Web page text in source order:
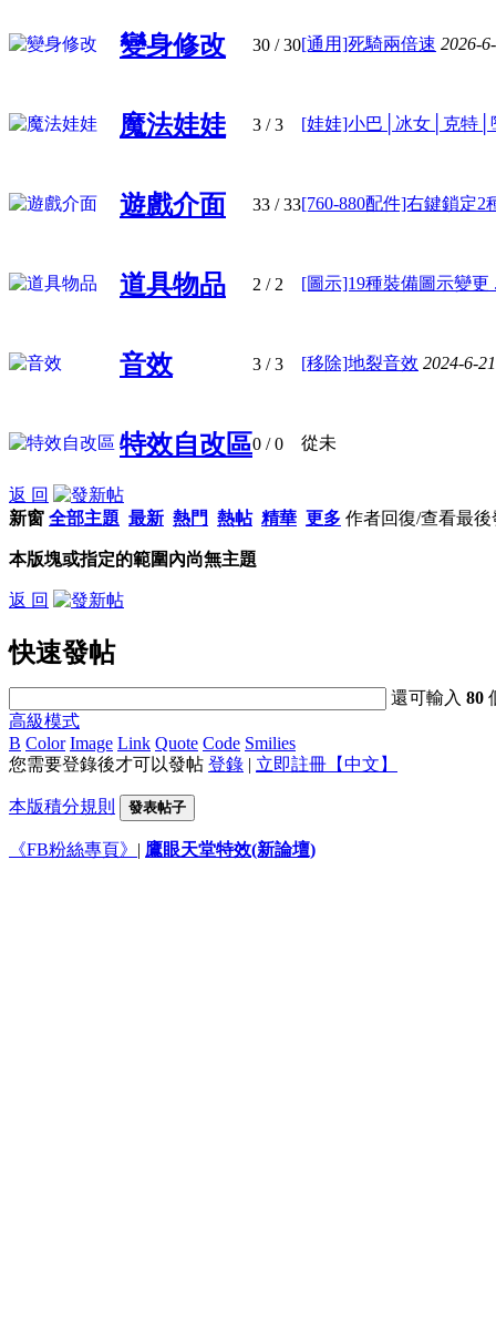
變身修改 30 / 30[通用]死騎兩倍速 2026-
魔法娃娃 3 / 3 [娃娃]小巴│冰女│克特│
遊戲介面 33 / 33[760-880配件]右鍵鎖定2
道具物品 2 / 2 [圖示]19種裝備圖示變更
音效 3 / 3 [移除]地裂音效 2024-6-
特效自改區0 / 0 從未
返 回
新窗 全部主題 最新 熱門 熱帖 精華 更多 作者回復/查看最後
本版塊或指定的範圍內尚無主題
返 回
快速發帖
還可輸入80
高級模式
B Color Image Link Quote Code Smilies
您需要登錄後才可以發帖 登錄 | 立即註冊【中文】
本版積分規則 發表帖子
《FB粉絲專頁》 | 鷹眼天堂特效(新論壇)